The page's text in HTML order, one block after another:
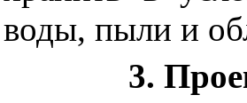
воды, пыли и
3.